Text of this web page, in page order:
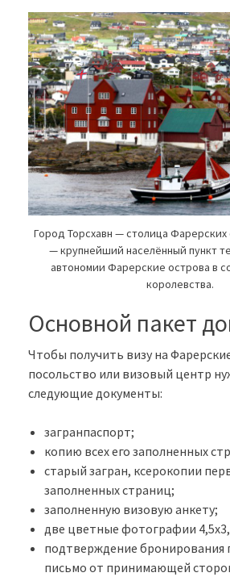
Город Торсхавн — столица Фарерских
— крупнейший населённый пункт
автономии Фарерские острова в
королевства.
Основной пакет
Чтобы получить визу на
посольство или визовый центр
следующие документы:
загранпаспорт;
копию всех его заполненных
старый загран, ксерокопии
заполненных страниц;
заполненную визовую анкету;
две цветные фотографии
подтверждение бронирования
письмо от принимающей